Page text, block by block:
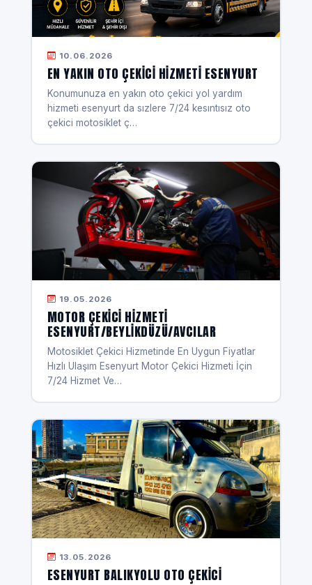
10.06.2026
EN YAKIN OTO ÇEKICI HIZMETI ESENYURT
Konumunuza en yakın oto çekici yol yardım
hizmeti esenyurt da sızlere 7/24 kesıntısız oto
çekici motosiklet ç…
19.05.2026
MOTOR ÇEKICI HIZMETI
ESENYURT/BEYLIKDÜZÜ/AVCILAR
Motosiklet Çekici Hizmetinde En Uygun Fiyatlar
Hızlı Ulaşım Esenyurt Motor Çekici Hizmeti İçin
7/24 Hizmet Ve…
13.05.2026
ESENYURT BALIKYOLU OTO ÇEKICI